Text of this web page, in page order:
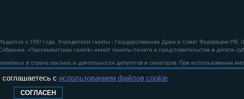
с 1997 года. Учредители газеты - Государственная Дума и Совет Федерации
«Парламентская газета» имеет пункты печати и представительства в десяти
в стране законах и деятельности депутатов и сенаторов. При использовании
с использованием файлов cookie
СОГЛАСЕН